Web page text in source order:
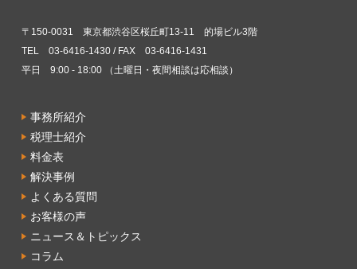
〒150-0031 東京都渋谷区桜丘町13-11 的場ビル3階
TEL 03-6416-1430 / FAX 03-6416-1431
平日 9:00 - 18:00 （土曜日・夜間相談は応相談）
事務所紹介
税理士紹介
料金表
解決事例
よくある質問
お客様の声
ニュース＆トピックス
コラム